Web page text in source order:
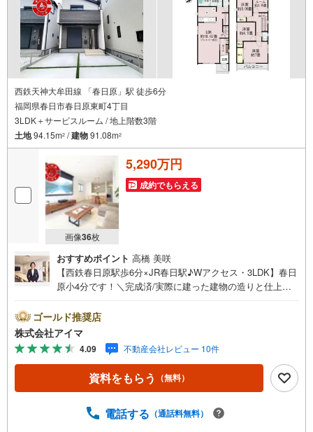
西鉄天神大牟田線 「春日原」駅 徒歩6分
福岡県春日市春日原東町4丁目
3LDK＋サービスルーム / 地上階数3階
土地94.15m2 /建物91.08m2
画像36枚
5,290万円
成約でもらえる
おすすめポイント 高橋 美咲
【西鉄春日原駅歩6分×JR春日駅♪Wアクセス・3LDK】春日
原小4分です！＼完成済/実際に建った建物の造りと仕上が
りは3LDK・LDK18帖以上。土地約28坪・延床約28坪と、暮
らしの広さを数字でご確認いただけます。■省エネ性能光熱
費と快適さに配慮した仕様です。熱を伝えにくい複層ガラ
ス。24時間換気で空気を循環。高効率給湯器エコジョー
ズ。■アイマのサポートアイマは福岡の新築一戸建て・マン
ションの専門店です大手ネット銀行はじめ多数の金融機関
OK/ご自宅・最寄り駅まで送迎無料/オンライン相談OK「見
ゴールド推奨店
株式会社アイマ
4.09 不動産会社レビュー 10件
資料をもらう （無料）
電話する （通話料無料）